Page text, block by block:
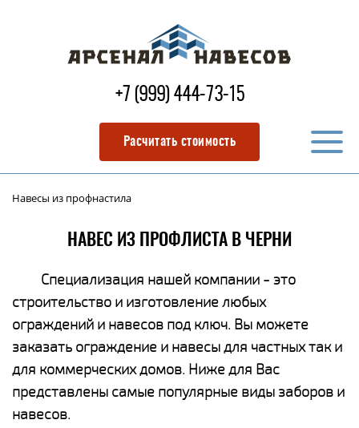
+7 (999) 444-73-15
Расчитать стоимость
Навесы из профнастила
НАВЕС ИЗ ПРОФЛИСТА В ЧЕРНИ
Специализация нашей компании - это
строительство и изготовление любых
ограждений и навесов под ключ. Вы можете
заказать ограждение и навесы для частных так и
для коммерческих домов. Ниже для Вас
представлены самые популярные виды заборов и
навесов.